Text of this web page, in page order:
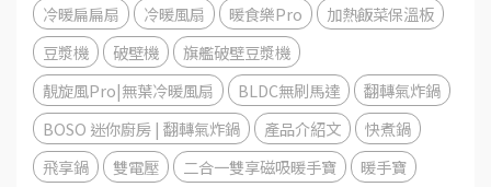
冷暖扁扁扇
冷暖風扇 暖食樂Pro
加熱飯菜保溫板
豆漿機
破壁機
旗艦破壁豆漿機
靚旋風Pro|無葉冷暖風扇
BLDC無刷馬達
翻轉氣炸鍋
BOSO 迷你廚房 | 翻轉氣炸鍋
產品介紹文
快煮鍋
飛享鍋
雙電壓 二合一雙享磁吸暖手寶
暖手寶